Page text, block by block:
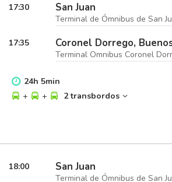
17:30 San Juan
Terminal de Ómnibus de San
17:35 Coronel Dorrego,
Terminal Omnibus Coronel
24h 5min
+
+ 2 transbordos
18:00 San Juan
Terminal de Ómnibus de San